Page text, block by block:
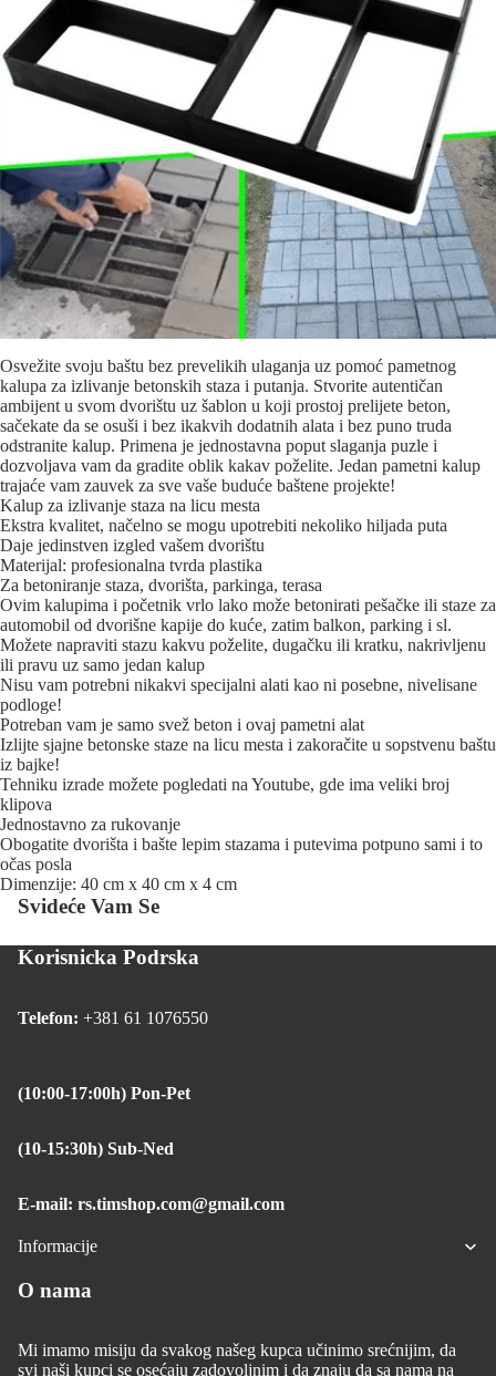
Osvežite svoju baštu bez prevelikih ulaganja uz pomoć pametnog
kalupa za izlivanje betonskih staza i putanja. Stvorite autentičan
ambijent u svom dvorištu uz šablon u koji prostoj prelijete beton,
sačekate da se osuši i bez ikakvih dodatnih alata i bez puno truda
odstranite kalup. Primena je jednostavna poput slaganja puzle i
dozvoljava vam da gradite oblik kakav poželite. Jedan pametni kalup
trajaće vam zauvek za sve vaše buduće baštene projekte!
Kalup za izlivanje staza na licu mesta
Ekstra kvalitet, načelno se mogu upotrebiti nekoliko hiljada puta
Daje jedinstven izgled vašem dvorištu
Materijal: profesionalna tvrda plastika
Za betoniranje staza, dvorišta, parkinga, terasa
Ovim kalupima i početnik vrlo lako može betonirati pešačke ili staze za
automobil od dvorišne kapije do kuće, zatim balkon, parking i sl.
Možete napraviti stazu kakvu poželite, dugačku ili kratku, nakrivljenu
ili pravu uz samo jedan kalup
Nisu vam potrebni nikakvi specijalni alati kao ni posebne, nivelisane
podloge!
Potreban vam je samo svež beton i ovaj pametni alat
Izlijte sjajne betonske staze na licu mesta i zakoračite u sopstvenu baštu
iz bajke!
Tehniku izrade možete pogledati na Youtube, gde ima veliki broj
klipova
Jednostavno za rukovanje
Obogatite dvorišta i bašte lepim stazama i putevima potpuno sami i to
očas posla
Dimenzije: 40 cm x 40 cm x 4 cm
Svideće Vam Se
Korisnicka Podrska
Telefon: +381 61 1076550
(10:00-17:00h) Pon-Pet
(10-15:30h) Sub-Ned
E-mail: rs.timshop.com@gmail.com
Informacije
O nama
Mi imamo misiju da svakog našeg kupca učinimo srećnijim, da
svi naši kupci se osećaju zadovoljnim i da znaju da sa nama na